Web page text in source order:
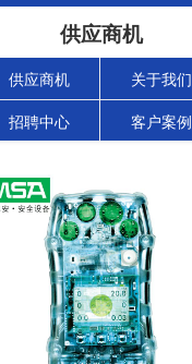
供应商机
供应商机 关于我们
招聘中心 客户案例